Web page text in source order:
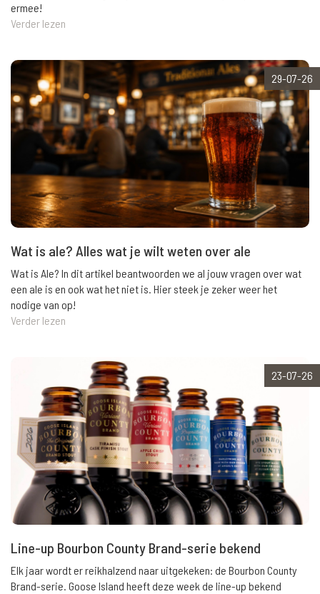
ermee!
Verder lezen
29-07-26
Wat is ale? Alles wat je wilt weten over ale
Wat is Ale? In dit artikel beantwoorden we al jouw vragen over wat
een ale is en ook wat het niet is. Hier steek je zeker weer het
nodige van op!
Verder lezen
23-07-26
Line-up Bourbon County Brand-serie bekend
Elk jaar wordt er reikhalzend naar uitgekeken: de Bourbon County
Brand-serie. Goose Island heeft deze week de line-up bekend